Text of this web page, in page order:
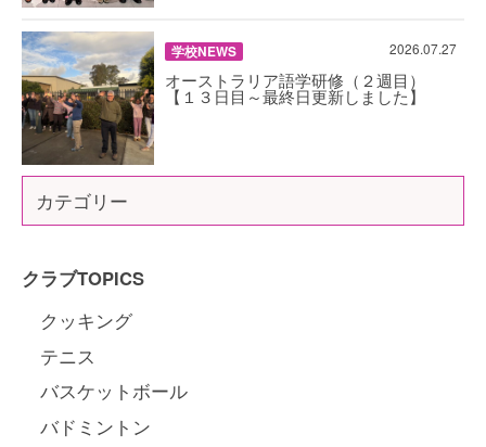
学校NEWS 2026.07.27
オーストラリア語学研修（２週目）
【１３日目～最終日更新しました】
カテゴリー
クラブTOPICS
クッキング
テニス
バスケットボール
バドミントン